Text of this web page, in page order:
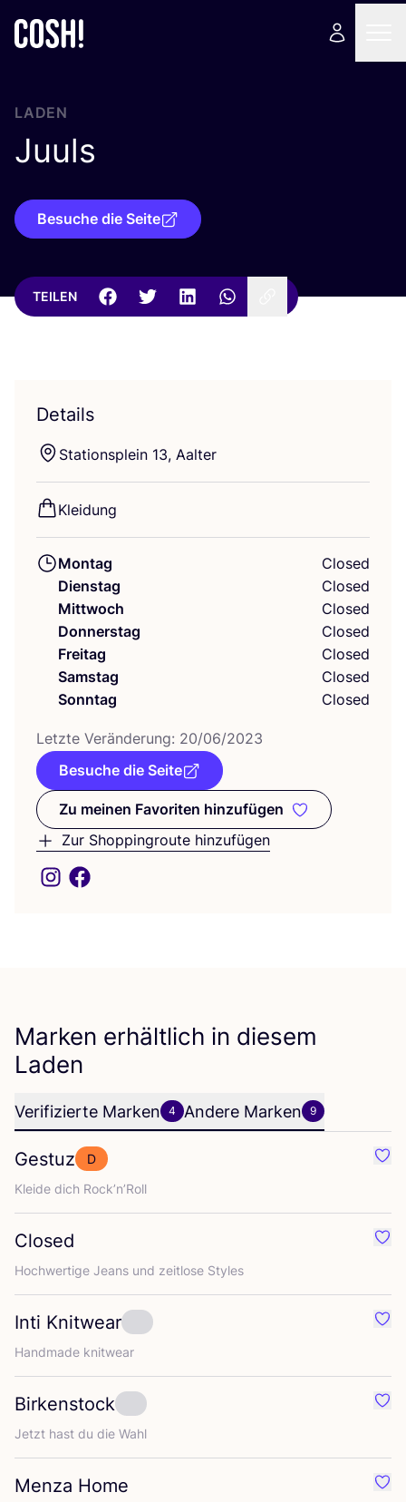
LADEN
Juuls
Besuche die Seite
TEILEN
Details
Sta­ti­ons­plein 13, Aalter
Klei­dung
Montag
Closed
Dienstag
Closed
Mittwoch
Closed
Donnerstag
Closed
Freitag
Closed
Samstag
Closed
Sonntag
Closed
Letz­te Ver­än­de­rung: 20/06/2023
Besuche die Seite
Zu meinen Favoriten hinzufügen
Zu meinen Favoriten
Zur Shoppingroute hinzufügen
Marken erhältlich in diesem
Laden
Verifizierte Marken 4 Andere Marken 9
Gestuz
D
Klei­de dich Rock’n’Roll
Closed
Hoch­wer­ti­ge Jeans und zeit­lo­se Styles
Inti Knitwear
Hand­ma­de knitwear
Birkenstock
Jetzt hast du die Wahl
Menza Home